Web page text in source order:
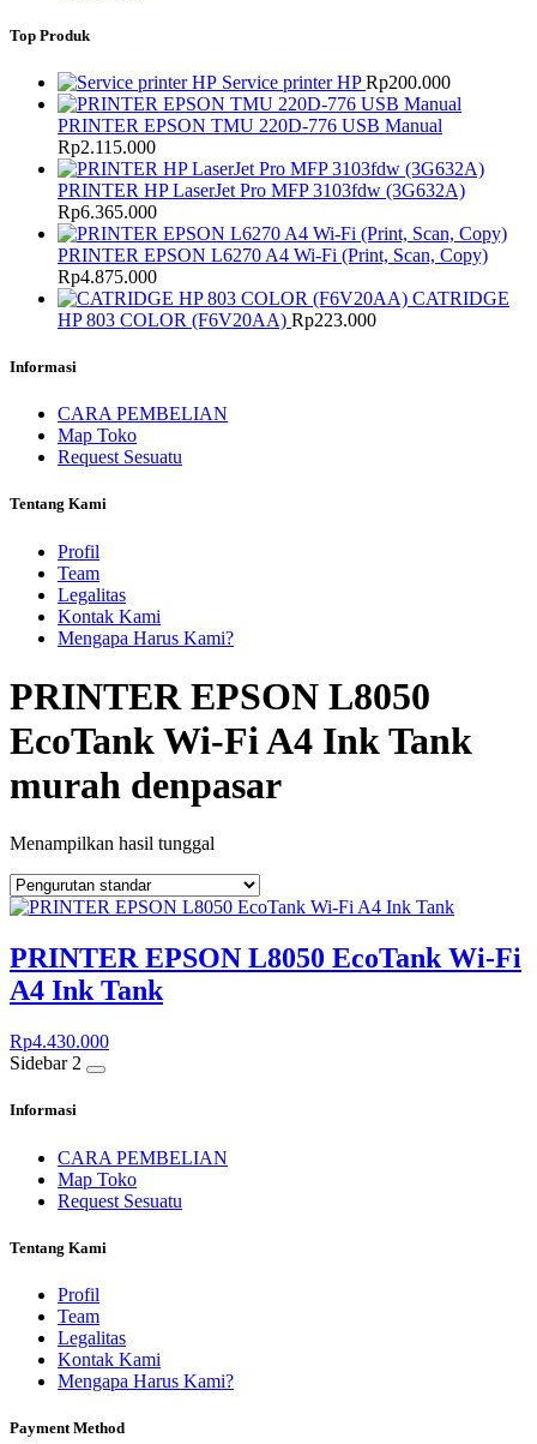
Top Produk
Service printer HP Rp200.000
PRINTER EPSON TMU 220D-776 USB Manual
Rp2.115.000
PRINTER HP LaserJet Pro MFP 3103fdw (3G632A)
Rp6.365.000
PRINTER EPSON L6270 A4 Wi-Fi (Print, Scan, Copy)
Rp4.875.000
CATRIDGE
HP 803 COLOR (F6V20AA) Rp223.000
Informasi
CARA PEMBELIAN
Map Toko
Request Sesuatu
Tentang Kami
Profil
Team
Legalitas
Kontak Kami
Mengapa Harus Kami?
PRINTER EPSON L8050
EcoTank Wi-Fi A4 Ink Tank
murah denpasar
Menampilkan hasil tunggal
PRINTER EPSON L8050 EcoTank Wi-Fi
A4 Ink Tank
Rp4.430.000
Sidebar 2
Informasi
CARA PEMBELIAN
Map Toko
Request Sesuatu
Tentang Kami
Profil
Team
Legalitas
Kontak Kami
Mengapa Harus Kami?
Payment Method